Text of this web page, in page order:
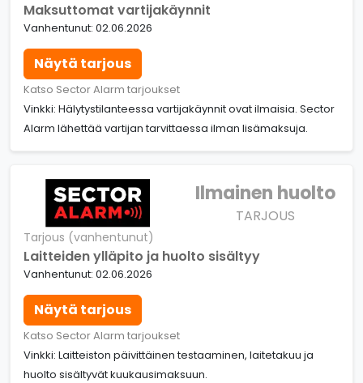
Maksuttomat vartijakäynnit
Vanhentunut: 02.06.2026
Näytä tarjous
Katso Sector Alarm tarjoukset
Vinkki: Hälytystilanteessa vartijakäynnit ovat ilmaisia. Sector
Alarm lähettää vartijan tarvittaessa ilman lisämaksuja.
Ilmainen huolto
TARJOUS
Tarjous (vanhentunut)
Laitteiden ylläpito ja huolto sisältyy
Vanhentunut: 02.06.2026
Näytä tarjous
Katso Sector Alarm tarjoukset
Vinkki: Laitteiston päivittäinen testaaminen, laitetakuu ja
huolto sisältyvät kuukausimaksuun.